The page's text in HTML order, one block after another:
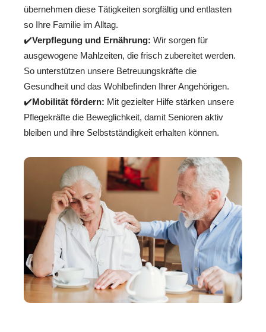
übernehmen diese Tätigkeiten sorgfältig und entlasten
so Ihre Familie im Alltag.
✔️Verpflegung und Ernährung: Wir sorgen für
ausgewogene Mahlzeiten, die frisch zubereitet werden.
So unterstützen unsere Betreuungskräfte die
Gesundheit und das Wohlbefinden Ihrer Angehörigen.
✔️Mobilität fördern: Mit gezielter Hilfe stärken unsere
Pflegekräfte die Beweglichkeit, damit Senioren aktiv
bleiben und ihre Selbstständigkeit erhalten können.